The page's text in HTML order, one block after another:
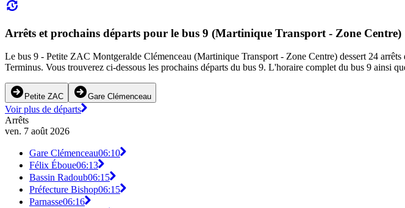
Arrêts et prochains départs pour le bus 9 (Martinique Transport - Zone Centre)
Le bus 9 - Petite ZAC Montgeralde Clémenceau (Martinique Transport - Zone Centre) dessert 24
Terminus. Vous trouverez ci-dessous les prochains départs du bus 9. L'horaire complet du bus 9 ainsi
Petite ZAC Gare Clémenceau
Voir plus de départs
Arrêts
ven. 7 août 2026
Gare Clémenceau06:10
Félix Éboue06:13
Bassin Radoub06:15
Préfecture Bishop06:15
Parnasse06:16